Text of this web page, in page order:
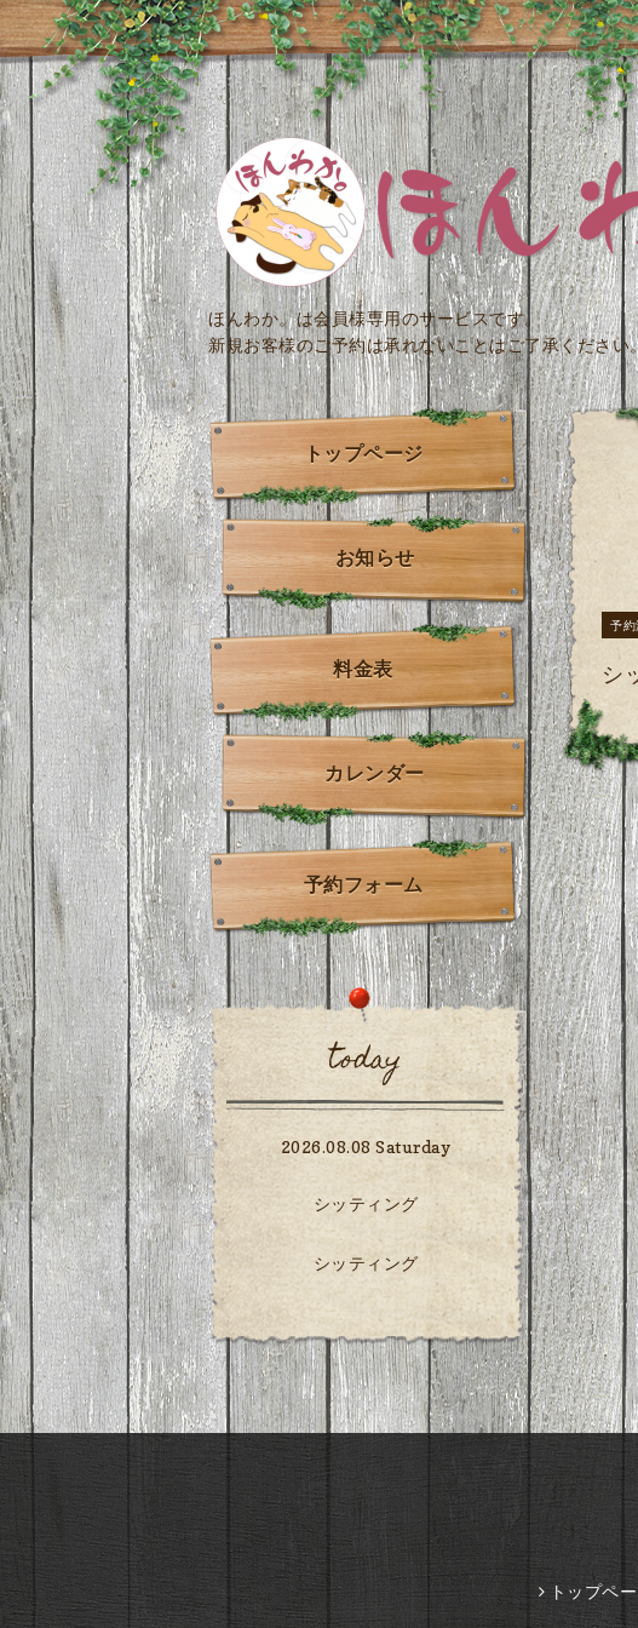
ほんわか。は会員様専用のサービスです。
新規お客様のご予約は承れないことはご了承ください
予約
シ
トップページ
お知らせ
料金表
カレンダー
予約フォーム
today
2026.08.08 Saturday
シッティング
シッティング
トップペ